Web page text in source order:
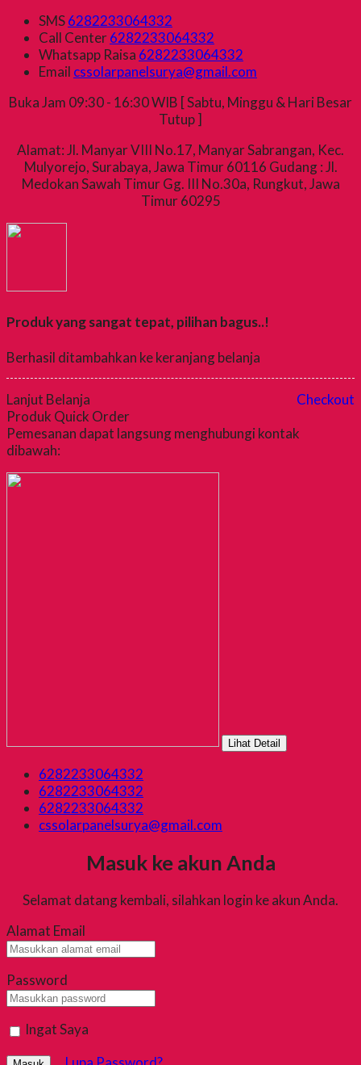
SMS6282233064332
Call Center6282233064332
Whatsapp Raisa 6282233064332
Email cssolarpanelsurya@gmail.com
Buka Jam 09:30 - 16:30 WIB [ Sabtu, Minggu & Hari Besar
Tutup ]
Alamat: Jl. Manyar VIII No.17, Manyar Sabrangan, Kec.
Mulyorejo, Surabaya, Jawa Timur 60116 Gudang : Jl.
Medokan Sawah Timur Gg. III No.30a, Rungkut, Jawa
Timur 60295
Produk yang sangat tepat, pilihan bagus..!
Berhasil ditambahkan ke keranjang belanja
Lanjut Belanja
Checkout
Produk Quick Order
Pemesanan dapat langsung menghubungi kontak
dibawah:
Lihat Detail
6282233064332
6282233064332
6282233064332
cssolarpanelsurya@gmail.com
Masuk ke akun Anda
Selamat datang kembali, silahkan login ke akun Anda.
Alamat Email
Password
Ingat Saya